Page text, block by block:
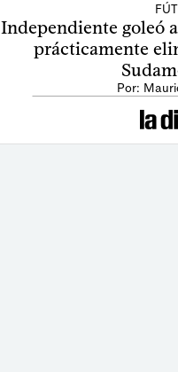
Independiente goleó
prácticamente
Por: